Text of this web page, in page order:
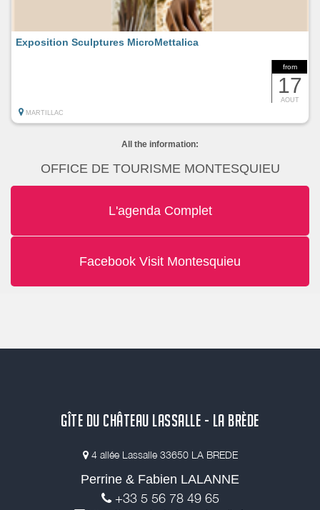
from
17
AOUT
Exposition Sculptures MicroMettalica
MARTILLAC
All the information:
OFFICE DE TOURISME MONTESQUIEU
L'agenda Complet
Facebook Visit Montesquieu
GÎTE DU CHÂTEAU LASSALLE - LA BRÈDE
4 allée Lassalle 33650 LA BREDE
Perrine & Fabien LALANNE
+33 5 56 78 49 65